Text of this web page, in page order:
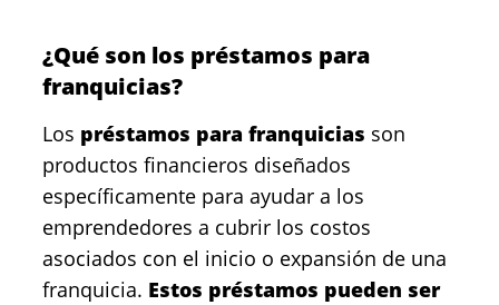
¿Qué son los préstamos para
franquicias?
Los préstamos para franquicias son
productos financieros diseñados
específicamente para ayudar a los
emprendedores a cubrir los costos
asociados con el inicio o expansión de una
franquicia. Estos préstamos pueden ser